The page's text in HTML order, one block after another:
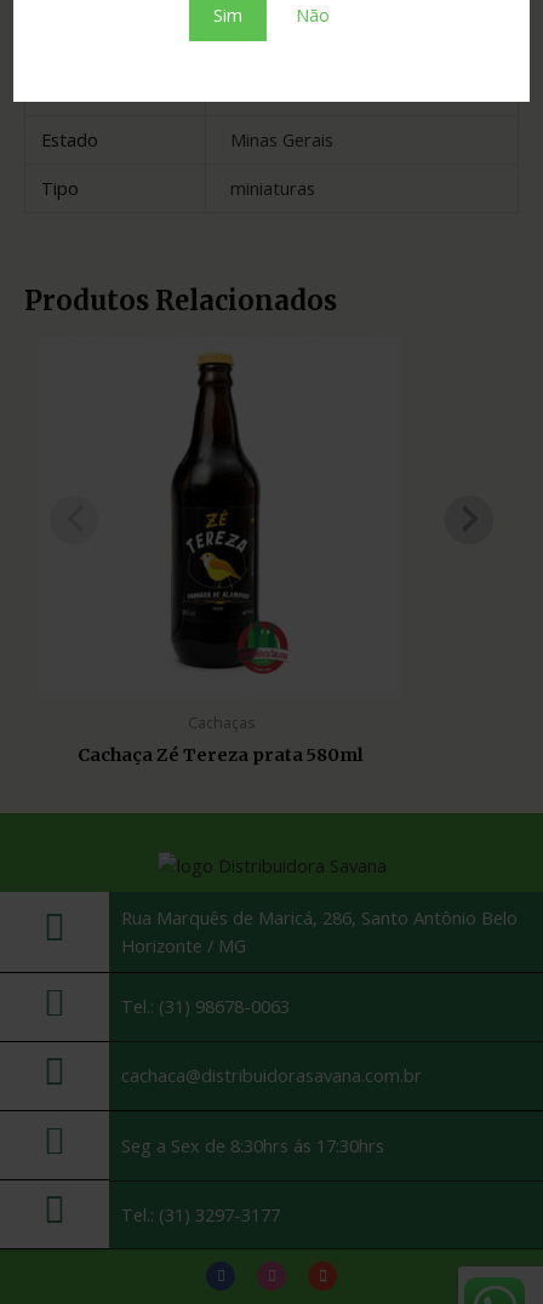
Sim Não
40.00
Estado
Minas Gerais
Tipo
miniaturas
Produtos Relacionados
Cachaças
Cachaça Zé Tereza prata 580ml
Rua Marquês de Maricá, 286, Santo Antônio Belo
Horizonte / MG
Tel.: (31) 98678-0063
cachaca@distribuidorasavana.com.br
Seg a Sex de 8:30hrs ás 17:30hrs
Tel.: (31) 3297-3177